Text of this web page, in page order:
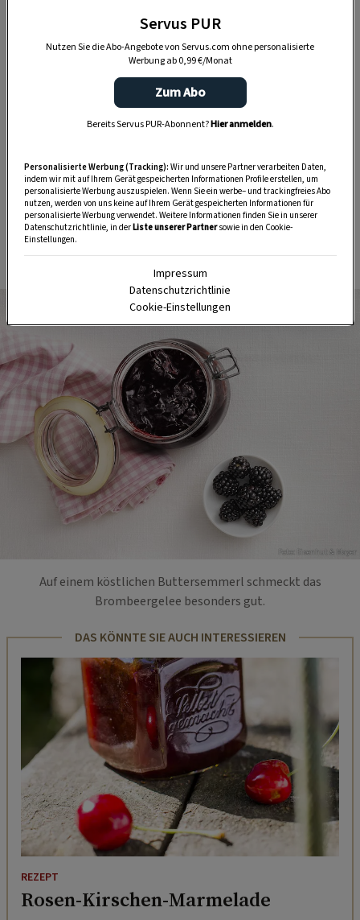
„Servus Garten“ auf WhatsApp
Nutzen Sie WhatsApp auf Ihrem Handy und lieben es, auf
dem Balkon, der Terrasse oder im Garten zu werkeln? In
Tipps und Tricks für Garten, Terrasse, Balkon- und
Zimmerpflanzen.
HIER MEHR ERFAHREN
Foto: Eisenhut & Mayer
Auf einem köstlichen Buttersemmerl schmeckt das
Brombeergelee besonders gut.
DAS KÖNNTE SIE AUCH INTERESSIEREN
REZEPT
Rosen-Kirschen-Marmelade
Servus PUR
Nutzen Sie die Abo-Angebote von Servus.com ohne personalisierte
Werbung ab 0,99 €/Monat
Zum Abo
Bereits Servus PUR-Abonnent?Hier anmelden.
Personalisierte Werbung (Tracking): Wir und unsere Partner verarbeiten Daten,
indem wir mit auf Ihrem Gerät gespeicherten Informationen Profile erstellen, um
personalisierte Werbung auszuspielen. Wenn Sie ein werbe– und trackingfreies Abo
nutzen, werden von uns keine auf Ihrem Gerät gespeicherten Informationen für
personalisierte Werbung verwendet. Weitere Informationen finden Sie in unserer
Datenschutzrichtlinie, in derListe unserer Partnersowie in den Cookie-
Einstellungen.
Impressum
Datenschutzrichtlinie
Cookie-Einstellungen